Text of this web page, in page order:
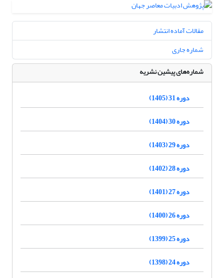
مقالات آماده انتشار
شماره جاری
شماره‌های پیشین نشریه
دوره 31 (1405)
دوره 30 (1404)
دوره 29 (1403)
دوره 28 (1402)
دوره 27 (1401)
دوره 26 (1400)
دوره 25 (1399)
دوره 24 (1398)